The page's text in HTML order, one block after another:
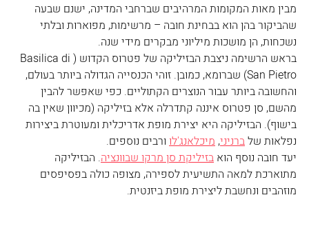
מבין מאות המקומות המרהיבים שברחבי המדינה, ישנם שבעה
שהביקור בהן הוא בבחינת חובה – מרשימות, מפוארות ובלתי
נשכחות, הן מושכות מיליוני מבקרים מידי שנה.
בראש הרשימה ניצבת הבזיליקה של פטרוס הקדוש (Basilica di
San Pietro) שברומא, כמובן. זוהי הכנסייה הגדולה ביותר בעולם,
והחשובה ביותר עבור הנוצרים הקתוליים. כפי שאפשר להבין
מהשם, סן פטרוס איננה קתדרלה אלא בזיליקה (מכיוון שאין בה
בישוף). הבזיליקה היא יצירת מופת אדריכלית ומעוטרת ביצירות
נפלאות של ברניני, מיכלאנג'לו ורבים נוספים.
יעד חובה נוסף הוא בזיליקת סן מרקו שבוונציה. הבזיליקה
מתוארכת למאה התשיעית לספירה, מצופה כולה בפסיפסים
מוזהבים ונחשבת ליצירת מופת ביזנטית.